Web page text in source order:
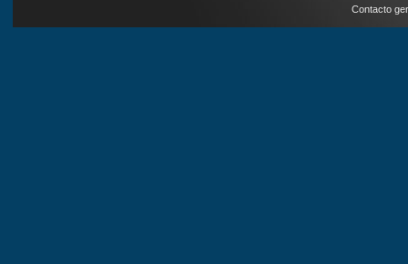
Contacto